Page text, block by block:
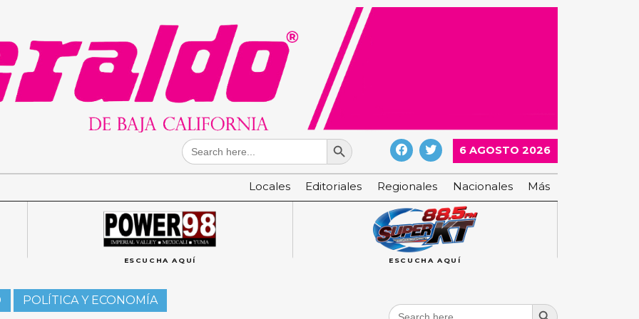
Search
for:
Search Button
6 AGOSTO 2026
Locales Editoriales Regionales Nacionales Más
ESCUCHA AQUÍ ESCUCHA AQUÍ
POLÍTICA Y ECONOMÍA
Search
Search Button